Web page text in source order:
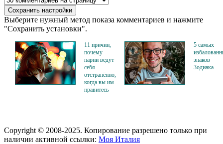
Выберите нужный метод показа комментариев и нажмите
"Сохранить установки".
11 причин,
почему
парни ведут
себя
отстранённо,
когда вы им
нравитесь
5 самых
знаков
Зодиака
Copyright © 2008-2025. Копирование разрешено только при
наличии активной ссылки: Моя Италия